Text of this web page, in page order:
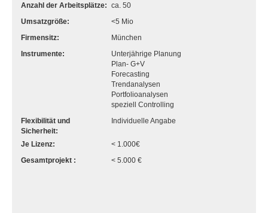
Anzahl der Arbeitsplätze: ca. 50
Umsatzgröße:
<5 Mio
Firmensitz:
München
Instrumente:
Unterjährige Planung
Plan- G+V
Forecasting
Trendanalysen
Portfolioanalysen
speziell Controlling
Flexibilität und
Sicherheit:
Individuelle Angabe
Je Lizenz:
< 1.000€
Gesamtprojekt :
< 5.000 €